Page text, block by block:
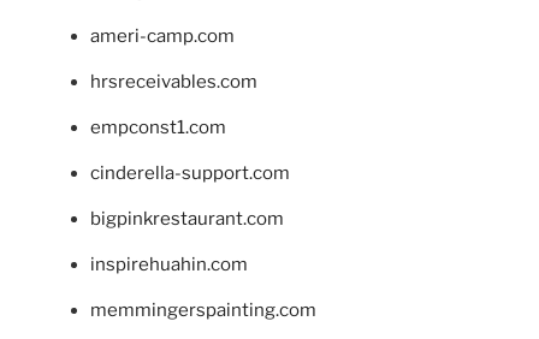
ameri-camp.com
hrsreceivables.com
empconst1.com
cinderella-support.com
bigpinkrestaurant.com
inspirehuahin.com
memmingerspainting.com